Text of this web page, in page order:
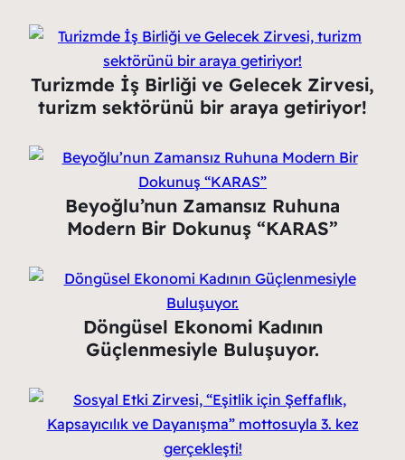
Turizmde İş Birliği ve Gelecek Zirvesi,
turizm sektörünü bir araya getiriyor!
Beyoğlu’nun Zamansız Ruhuna
Modern Bir Dokunuş “KARAS”
Döngüsel Ekonomi Kadının
Güçlenmesiyle Buluşuyor.